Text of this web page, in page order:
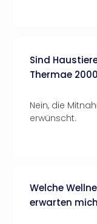
Sind
Thermae
Nein, die
erwünscht.
Welche
erwarten